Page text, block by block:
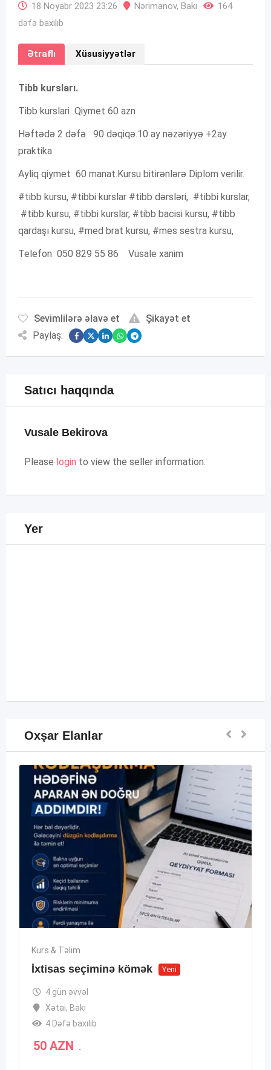
18 Noyabr 2023 23:26 Nərimanov, Bakı
164
dəfə baxılıb
Ətraflı Xüsusiyyətlər
Tibb kursları.
Tibb kurslari Qiymet 60 azn
Həftədə 2 dəfə 90 dəqiqə.10 ay nəzəriyyə +2ay
praktika
Ayliq qiymet 60 manat.Kursu bitirənlərə Diplom verilir.
#tibb kursu, #tibbi kurslar #tibb dərsləri, #tibbi kurslar,
#tibb kursu, #tibbi kurslar, #tibb bacisi kursu, #tibb
qardaşı kursu, #med brat kursu, #mes sestra kursu,
Telefon 050 829 55 86 Vusale xanim
Sevimlilərə əlavə et
Şikayət et
Paylaş:
Satıcı haqqında
Vusale Bekirova
Please login to view the seller information.
Yer
Oxşar Elanlar
Kurs & Təlim
İxtisas seçiminə kömək Yeni
4 gün əvvəl
Xətai, Bakı
4 Dəfə baxılıb
50 AZN .